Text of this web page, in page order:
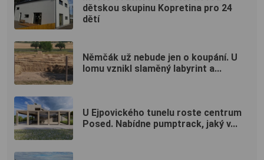
dětskou skupinu Kopretina pro 24
dětí
Němčák už nebude jen o koupání. U
lomu vznikl slaměný labyrint a...
U Ejpovického tunelu roste centrum
Posed. Nabídne pumptrack, jaký v...